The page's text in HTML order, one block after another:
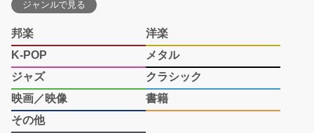
ジャンルで見る
邦楽
洋楽
K-POP
メタル
ジャズ
クラシック
映画／映像
書籍
その他